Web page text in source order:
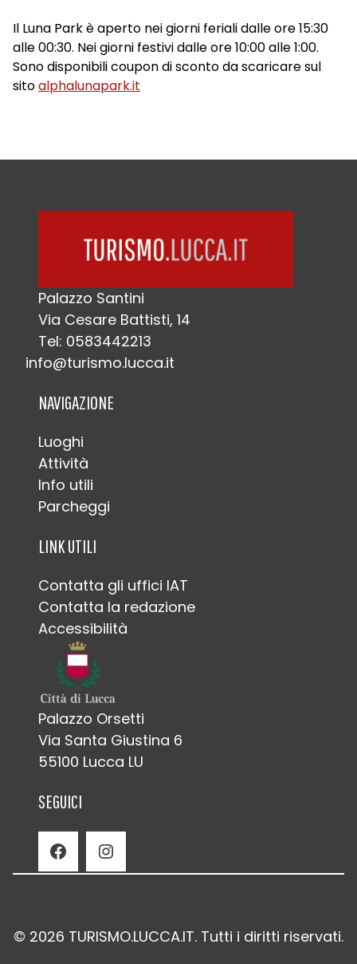
Il Luna Park è aperto nei giorni feriali dalle ore 15:30
alle 00:30. Nei giorni festivi dalle ore 10:00 alle 1:00.
Sono disponibili coupon di sconto da scaricare sul
sitoalphalunapark.it
Palazzo Santini
Via Cesare Battisti, 14
Tel: 0583442213
info@turismo.lucca.it
NAVIGAZIONE
Luoghi
Attività
Info utili
Parcheggi
LINK UTILI
Contatta gli uffici IAT
Contatta la redazione
Accessibilità
Palazzo Orsetti
Via Santa Giustina 6
55100 Lucca LU
SEGUICI
Facebook Instagram
© 2026 TURISMO.LUCCA.IT. Tutti i diritti riservati.